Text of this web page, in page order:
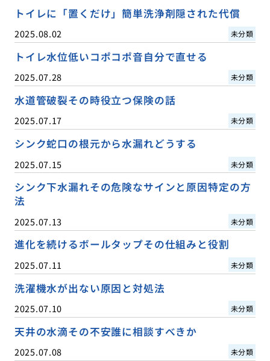
トイレに「置くだけ」簡単洗浄剤隠された代償
2025.08.02 未分類
トイレ水位低いコポコポ音自分で直せる
2025.07.28 未分類
水道管破裂その時役立つ保険の話
2025.07.17 未分類
シンク蛇口の根元から水漏れどうする
2025.07.15 未分類
シンク下水漏れその危険なサインと原因特定の方
法
2025.07.13 未分類
進化を続けるボールタップその仕組みと役割
2025.07.11 未分類
洗濯機水が出ない原因と対処法
2025.07.10 未分類
天井の水滴その不安誰に相談すべきか
2025.07.08 未分類